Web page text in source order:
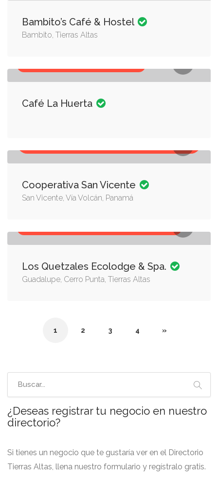
Bambito’s Café & Hostel
Bambito, Tierras Altas
Café La Huerta
Cooperativa San Vicente
San Vicente, Vía Volcán, Panamá
Los Quetzales Ecolodge & Spa.
Guadalupe, Cerro Punta, Tierras Altas
1 2 3 4 »
¿Deseas registrar tu negocio en nuestro
directorio?
Si tienes un negocio que te gustaría ver en el Directorio
Tierras Altas, llena nuestro formulario y regístralo gratis.